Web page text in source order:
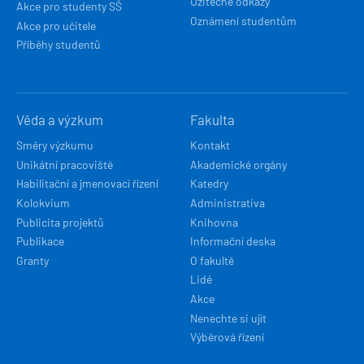
Akce pro studenty SŠ
Akce pro učitele
Příběhy studentů
Oznámení studentům
Věda a výzkum
Směry výzkumu
Unikátní pracoviště
Habilitační a jmenovací řízení
Kolokvium
Publicita projektů
Publikace
Granty
Fakulta
Kontakt
Akademické orgány
Katedry
Administrativa
Knihovna
Informační deska
O fakultě
Lidé
Akce
Nenechte si ujít
Výběrová řízení